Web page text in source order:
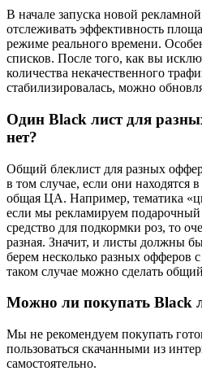
В начале запуска новой
отслеживать эффективность
режиме реального времени.
списков. После того, как вы
количества некачественного
стабилизировалась, можно
Один Black лист для
нет?
Общий блеклист для разных
в том случае, если они находятся
общая ЦА. Например, тематика
если мы рекламируем подарочный
средство для подкормки роз, то
разная. Значит, и листы должны
берем несколько разных офферов
таком случае можно сделать
Можно ли покупать Black
Мы не рекомендуем покупать
пользоваться скачанными из
самостоятельно.